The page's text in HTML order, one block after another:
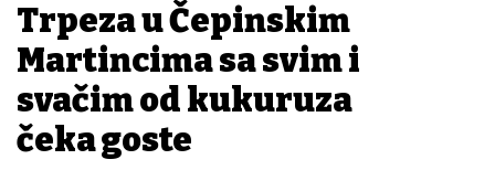
Trpeza u Čepinskim
Martincima sa svim i
svačim od kukuruza
čeka goste